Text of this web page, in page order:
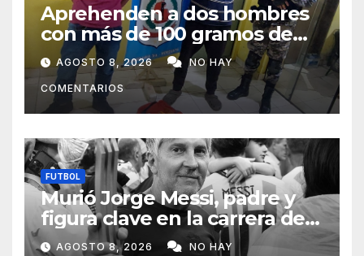
Aprehenden a dos hombres
con más de 100 gramos de
supuesta marihuana en
Horqueta
AGOSTO 8, 2026 NO HAY
COMENTARIOS
FUTBOL
Murió Jorge Messi, padre y
figura clave en la carrera de
Lionel Messi
AGOSTO 8, 2026 NO HAY